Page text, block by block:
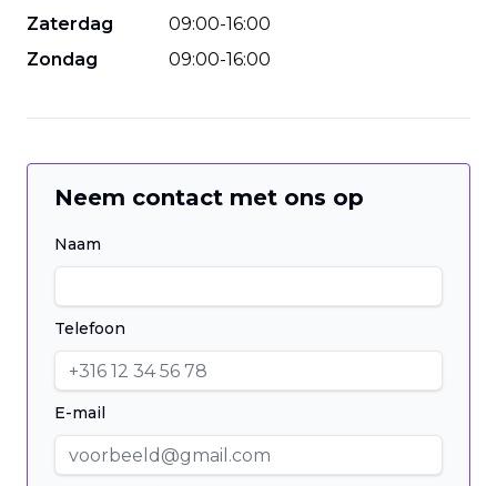
Zaterdag
09:00-16:00
Zondag
09:00-16:00
Neem contact met ons op
Naam
Telefoon
E-mail